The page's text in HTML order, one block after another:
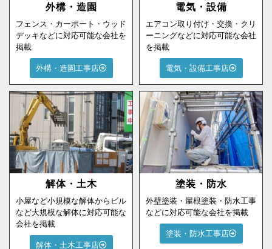
外構・造園
フェンス・カーポート・ウッド
デッキなどに対応可能な会社を
掲載
外構・造園工事店
電気・設備
エアコン取り付け・交換・クリ
ーニングなどに対応可能な会社
を掲載
電気・設備工事店
解体・土木
小屋など小規模な解体からビル
など大規模な解体に対応可能な
会社を掲載
解体・土木工事店
塗装・防水
外壁塗装・屋根塗装・防水工事
などに対応可能な会社を掲載
塗装・防水工事店